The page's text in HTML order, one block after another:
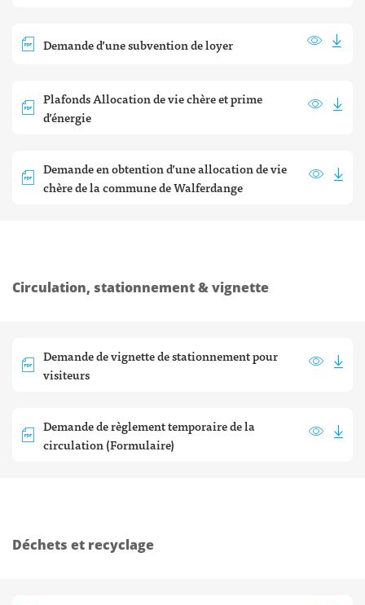
Demande d’une subvention de loyer
Plafonds Allocation de vie chère et prime
d’énergie
Demande en obtention d’une allocation de vie
chère de la commune de Walferdange
Circulation, stationnement & vignette
Demande de vignette de stationnement pour
visiteurs
Demande de règlement temporaire de la
circulation (Formulaire)
Déchets et recyclage